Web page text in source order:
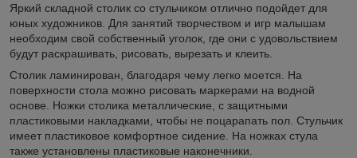
Яркий складной столик со стульчиком отлично подойдет для
юных художников. Для занятий творчеством и игр малышам
необходим свой собственный уголок, где они с удовольствием
будут раскрашивать, рисовать, вырезать и клеить.
Столик ламинирован, благодаря чему легко моется. На
поверхности стола можно рисовать маркерами на водной
основе. Ножки столика металлические, с защитными
пластиковыми накладками, чтобы не поцарапать пол. Стульчик
имеет пластиковое комфортное сидение. На ножках стула
также установлены пластиковые наконечники.